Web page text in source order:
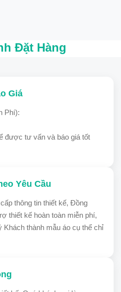
Đặt Hàng
Giá
Phí):
được tư vấn và báo giá tốt
Yêu Cầu
thông tin thiết kế, Đồng
thiết kế hoàn toàn miễn phí,
thành mẫu áo cụ thể chỉ